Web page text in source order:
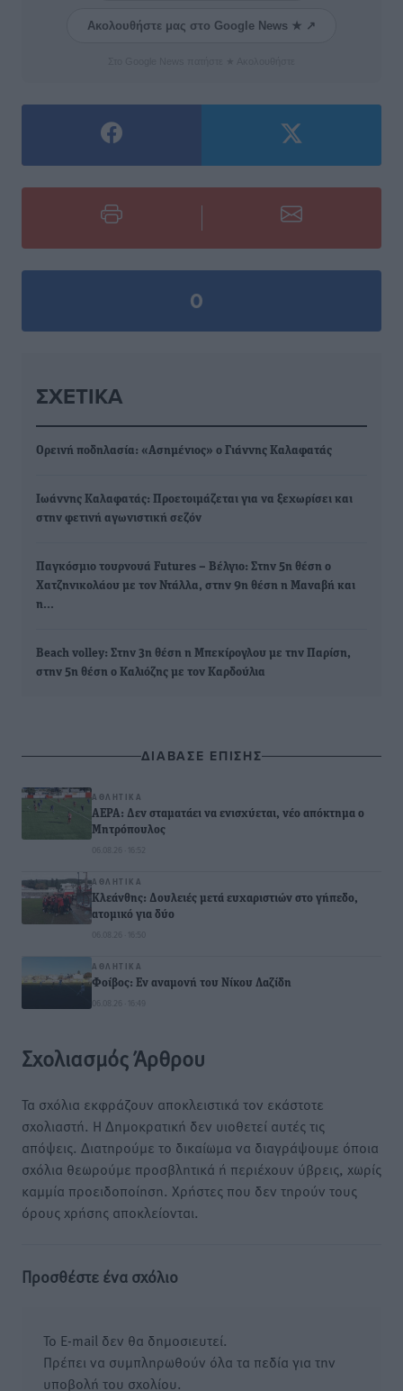
Ακολουθήστε μας στο Google News ★ ↗
0
ΣΧΕΤΙΚΆ
Ορεινή ποδηλασία: «Ασημένιος» ο Γιάννης Καλαφατάς
Ιωάννης Καλαφατάς: Προετοιμάζεται για να ξεχωρίσει και
στην φετινή αγωνιστική σεζόν
Παγκόσμιο τουρνουά Futures – Βέλγιο: Στην 5η θέση ο
Χατζηνικολάου με τον Ντάλλα, στην 9η θέση η Μαναβή και
η…
Beach volley: Στην 3η θέση η Μπεκίρογλου με την Παρίση,
στην 5η θέση ο Καλιόζης με τον Καρδούλια
ΔΙΑΒΑΣΕ ΕΠΙΣΗΣ
ΑΘΛΗΤΙΚΆ
ΑΕΡΑ: Δεν σταματάει να ενισχύεται, νέο απόκτημα ο
Μητρόπουλος
06.08.26 · 16:52
ΑΘΛΗΤΙΚΆ
Κλεάνθης: Δουλειές μετά ευχαριστιών στο γήπεδο,
ατομικό για δύο
06.08.26 · 16:50
ΑΘΛΗΤΙΚΆ
Φοίβος: Εν αναμονή του Νίκου Λαζίδη
06.08.26 · 16:49
Σχολιασμός Άρθρου
Τα σχόλια εκφράζουν αποκλειστικά τον εκάστοτε
σχολιαστή. Η Δημοκρατική δεν υιοθετεί αυτές τις
απόψεις. Διατηρούμε το δικαίωμα να διαγράψουμε όποια
σχόλια θεωρούμε προσβλητικά ή περιέχουν ύβρεις, χωρίς
καμμία προειδοποίηση. Χρήστες που δεν τηρούν τους
όρους χρήσης αποκλείονται.
Προσθέστε ένα σχόλιο
Το E-mail δεν θα δημοσιευτεί.
Πρέπει να συμπληρωθούν όλα τα πεδία για την
υποβολή του σχολίου.